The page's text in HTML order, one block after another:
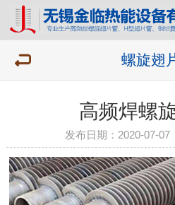
螺旋翅
高频焊螺
发布日期：2020-07-